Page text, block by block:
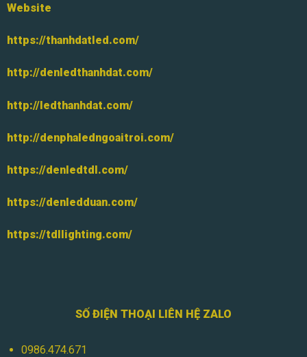
Website
https://thanhdatled.com/
http://denledthanhdat.com/
http://ledthanhdat.com/
http://denphaledngoaitroi.com/
https://denledtdl.com/
https://denledduan.com/
https://tdllighting.com/
SỐ ĐIỆN THOẠI LIÊN HỆ ZALO
0986.474.671